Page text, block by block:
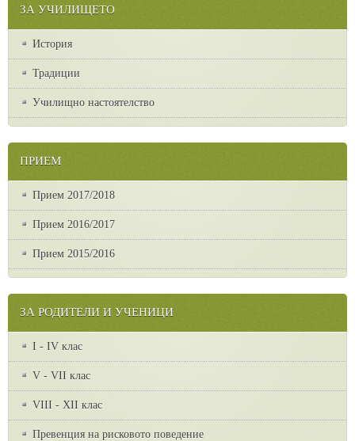
ЗА УЧИЛИЩЕТО
История
Традиции
Училищно настоятелство
ПРИЕМ
Прием 2017/2018
Прием 2016/2017
Прием 2015/2016
ЗА РОДИТЕЛИ И УЧЕНИЦИ
I - IV клас
V - VII клас
VІІІ - ХІІ клас
Превенция на рисковото поведение